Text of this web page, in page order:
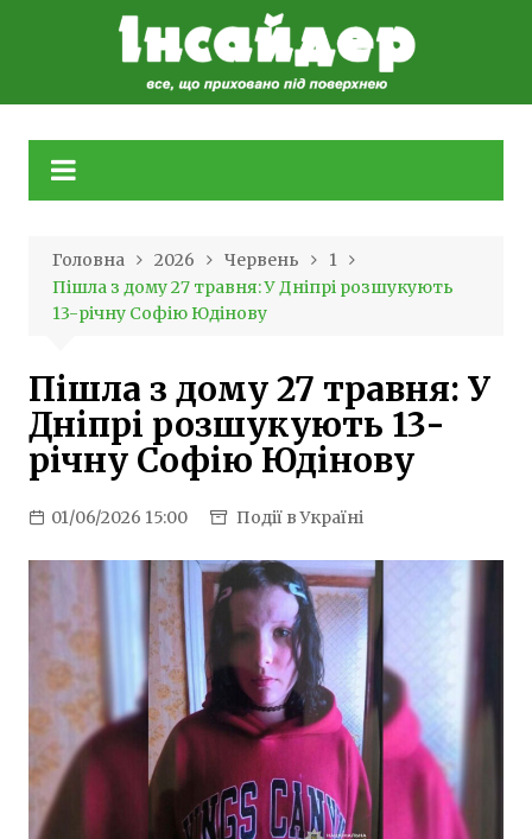
Головна 2026 Червень
1
Пішла з дому 27 травня: У Дніпрі розшукують
13-річну Софію Юдінову
Пішла з дому 27 травня: У
Дніпрі розшукують 13-
річну Софію Юдінову
01/06/2026 15:00 Події в Україні